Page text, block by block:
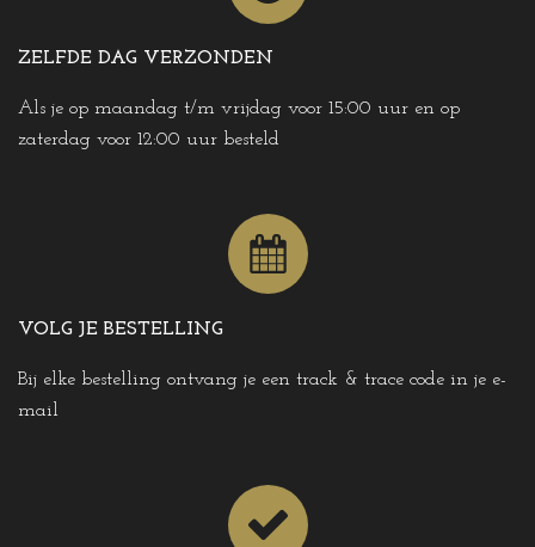
ZELFDE DAG VERZONDEN
Als je op maandag t/m vrijdag voor 15:00 uur en op
zaterdag voor 12:00 uur besteld
VOLG JE BESTELLING
Bij elke bestelling ontvang je een track & trace code in je e-
mail